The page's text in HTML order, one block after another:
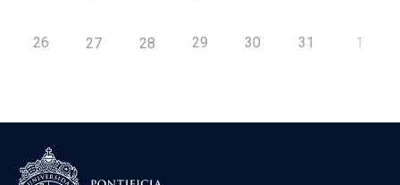
26 27 28 29 30 31 1